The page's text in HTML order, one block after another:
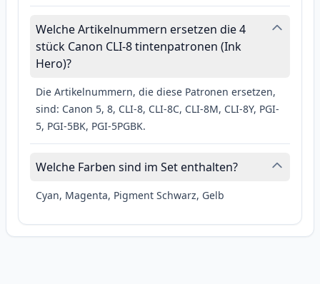
Welche Artikelnummern ersetzen die 4
stück Canon CLI-8 tintenpatronen (Ink
Hero)?
Die Artikelnummern, die diese Patronen ersetzen,
sind: Canon 5, 8, CLI-8, CLI-8C, CLI-8M, CLI-8Y, PGI-
5, PGI-5BK, PGI-5PGBK.
Welche Farben sind im Set enthalten?
Cyan, Magenta, Pigment Schwarz, Gelb